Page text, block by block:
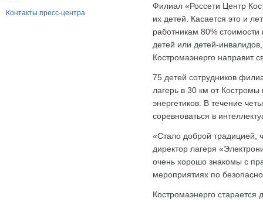
Контакты пресс-центра
Филиал «Россети Центр
их детей. Касается это и
работникам 80%
детей или детей-
Костромаэнерго направит
75 детей сотрудников
лагерь в 30 км от
энергетиков. В течение
соревноваться в
«Стало доброй традицией,
директор лагеря
очень хорошо знакомы с
мероприятиях по
Костромаэнерго